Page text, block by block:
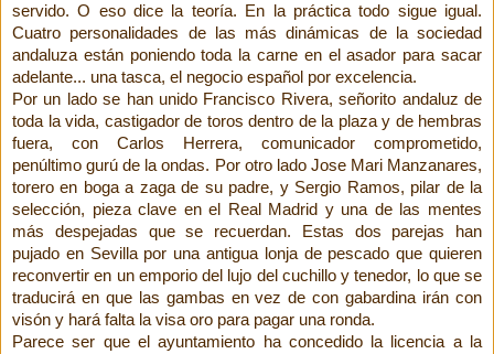
servido. O eso dice la teoría. En la práctica todo sigue igual.
Cuatro personalidades de las más dinámicas de la sociedad
andaluza están poniendo toda la carne en el asador para sacar
adelante... una tasca, el negocio español por excelencia.
Por un lado se han unido Francisco Rivera, señorito andaluz de
toda la vida, castigador de toros dentro de la plaza y de hembras
fuera, con Carlos Herrera, comunicador comprometido,
penúltimo gurú de la ondas. Por otro lado Jose Mari Manzanares,
torero en boga a zaga de su padre, y Sergio Ramos, pilar de la
selección, pieza clave en el Real Madrid y una de las mentes
más despejadas que se recuerdan. Estas dos parejas han
pujado en Sevilla por una antigua lonja de pescado que quieren
reconvertir en un emporio del lujo del cuchillo y tenedor, lo que se
traducirá en que las gambas en vez de con gabardina irán con
visón y hará falta la visa oro para pagar una ronda.
Parece ser que el ayuntamiento ha concedido la licencia a la